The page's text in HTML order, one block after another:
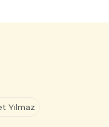
Yılmaz